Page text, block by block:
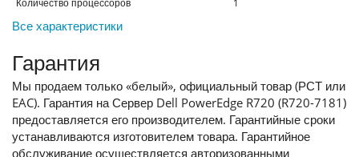
Количество процессоров
1
Все характеристики
Гарантия
Мы продаем только «белый», официальный товар (РСТ или
EAC). Гарантия на Сервер Dell PowerEdge R720 (R720-7181)
предоставляется его производителем. Гарантийные сроки
устанавливаются изготовителем товара. Гарантийное
обслуживание осуществляется авторизованными